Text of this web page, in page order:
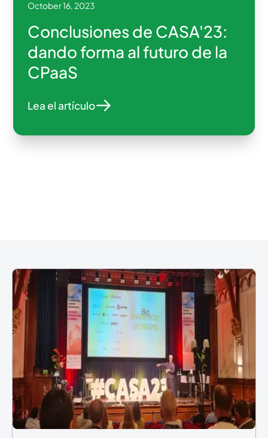
October 16, 2023
Conclusiones de CASA'23:
dando forma al futuro de la
CPaaS
Lea el artículo